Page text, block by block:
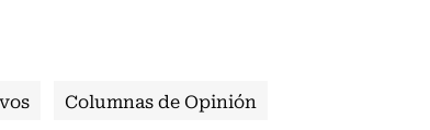
Columnas de Opinión